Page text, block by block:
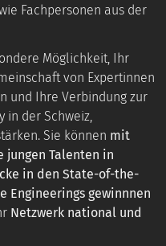
Fachpersonen aus der
Möglichkeit, Ihr
von Expertinnen
und Ihre Verbindung zur
in der Schweiz,
Sie können mit
jungen Talenten in
in den State-of-the-
Engineerings gewinnnen
Netzwerk national und